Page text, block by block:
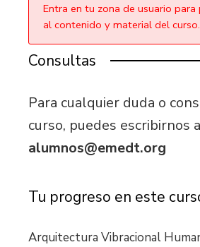
Entra en tu zona de usuario
al contenido y material del curso.
Consultas
Para cualquier duda o
curso, puedes escribirnos a
alumnos@emedt.org
Tu progreso en este
Arquitectura Vibracional